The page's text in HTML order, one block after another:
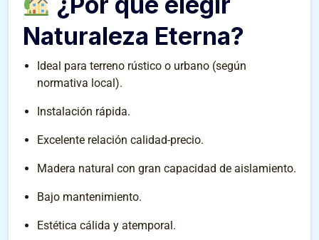
Naturaleza Eterna?
Ideal para terreno rústico o urbano (según
normativa local).
Instalación rápida.
Excelente relación calidad-precio.
Madera natural con gran capacidad de aislamiento.
Bajo mantenimiento.
Estética cálida y atemporal.